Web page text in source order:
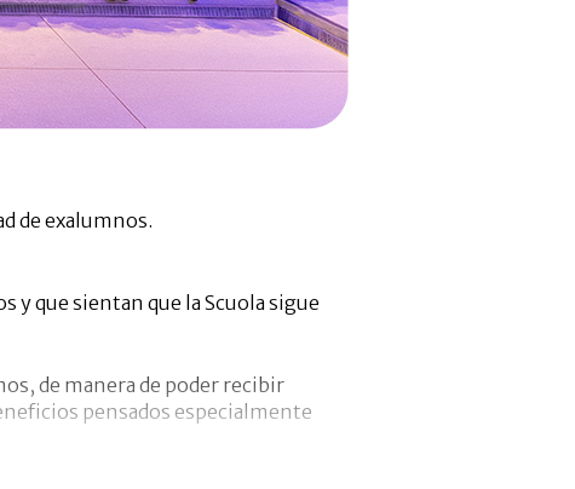
de exalumnos.
y que sientan que la Scuola sigue
de manera de poder recibir
pensados especialmente